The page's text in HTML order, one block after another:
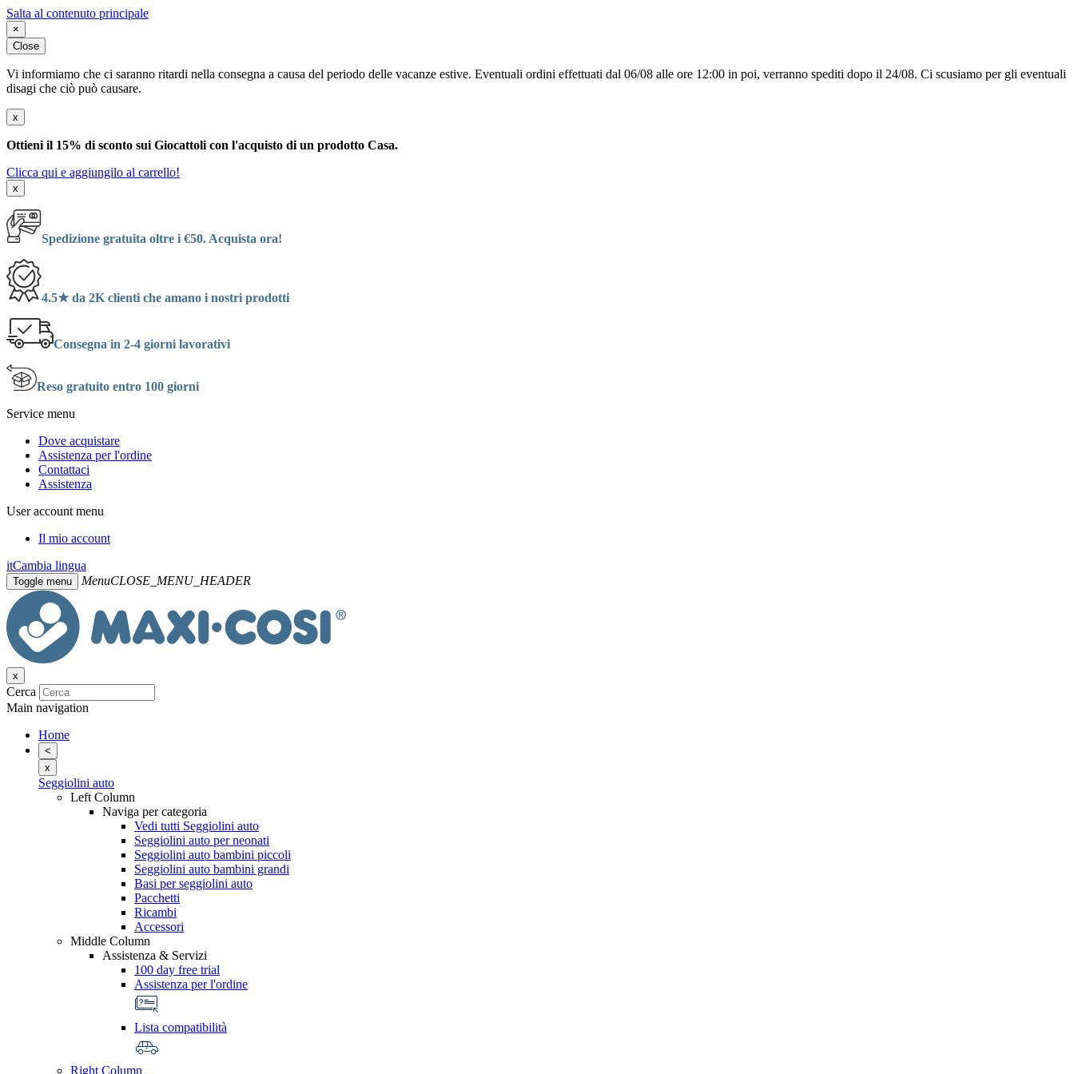
Salta al contenuto principale
×
Close
Vi informiamo che ci saranno ritardi nella consegna a causa del periodo delle vacanze estive. Eventuali ordini effettuati dal 06/08 alle ore 12:00 in poi, verranno spediti dopo il 24/08. Ci scusiamo per gli eventuali
disagi che ciò può causare.
x
Ottieni il 15% di sconto sui Giocattoli con l'acquisto di un prodotto Casa.
Clicca qui e aggiungilo al carrello!
x
Spedizione gratuita oltre i €50. Acquista ora!
4.5★ da 2K clienti che amano i nostri prodotti
Consegna in 2-4 giorni lavorativi
Reso gratuito entro 100 giorni
Service menu
Dove acquistare
Assistenza per l'ordine
Contattaci
Assistenza
User account menu
Il mio account
itCambia lingua
Toggle menu MenuCLOSE_MENU_HEADER
x
Cerca
Main navigation
Home
<
x
Seggiolini auto
Left Column
Naviga per categoria
Vedi tutti Seggiolini auto
Seggiolini auto per neonati
Seggiolini auto bambini piccoli
Seggiolini auto bambini grandi
Basi per seggiolini auto
Pacchetti
Ricambi
Accessori
Middle Column
Assistenza & Servizi
100 day free trial
Assistenza per l'ordine
Lista compatibilità
Right Column